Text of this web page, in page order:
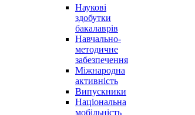
Наукові
здобутки
бакалаврів
Навчально-
методичне
забезпечення
Міжнародна
активність
Випускники
Національна
мобільність